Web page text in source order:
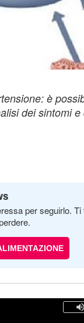
è
dei sintomi
per seguirlo.